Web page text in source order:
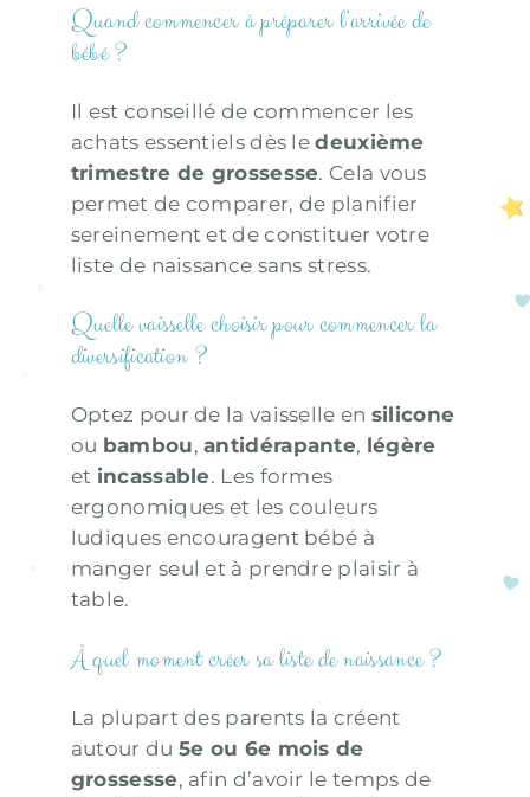
Quand commencer à préparer l’arrivée de
bébé ?
Il est conseillé de commencer les
achats essentiels dès ledeuxième
trimestre de grossesse. Cela vous
permet de comparer, de planifier
sereinement et de constituer votre
liste de naissance sans stress.
Quelle vaisselle choisir pour commencer la
diversification ?
Optez pour de la vaisselle en silicone
ou bambou,antidérapante, légère
et incassable. Les formes
ergonomiques et les couleurs
ludiques encouragent bébé à
manger seul et à prendre plaisir à
table.
À quel moment créer sa liste de naissance ?
La plupart des parents la créent
autour du 5e ou 6e mois de
grossesse, afin d’avoir le temps de